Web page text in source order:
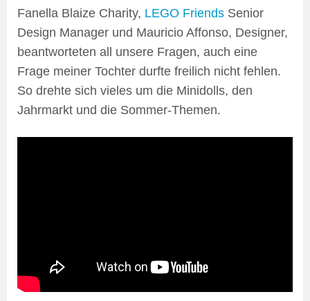
Fanella Blaize Charity, LEGO Friends Senior
Design Manager und Mauricio Affonso, Designer,
beantworteten all unsere Fragen, auch eine
Frage meiner Tochter durfte freilich nicht fehlen.
So drehte sich vieles um die Minidolls, den
Jahrmarkt und die Sommer-Themen.